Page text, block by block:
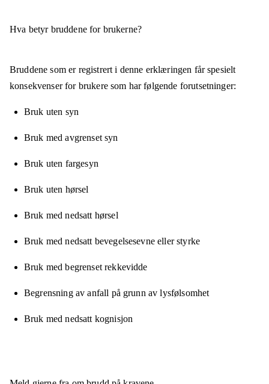
Hva betyr bruddene for brukerne?
Bruddene som er registrert i denne erklæringen får spesielt
konsekvenser for brukere som har følgende forutsetninger:
Bruk uten syn
Bruk med avgrenset syn
Bruk uten fargesyn
Bruk uten hørsel
Bruk med nedsatt hørsel
Bruk med nedsatt bevegelsesevne eller styrke
Bruk med begrenset rekkevidde
Begrensning av anfall på grunn av lysfølsomhet
Bruk med nedsatt kognisjon